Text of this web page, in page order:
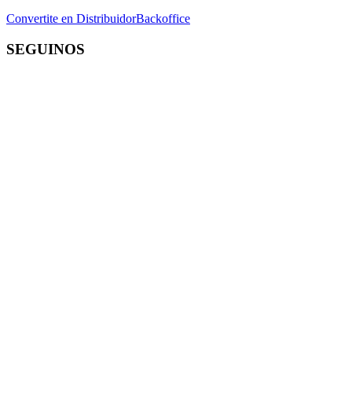
Convertite en DistribuidorBackoffice
SEGUINOS